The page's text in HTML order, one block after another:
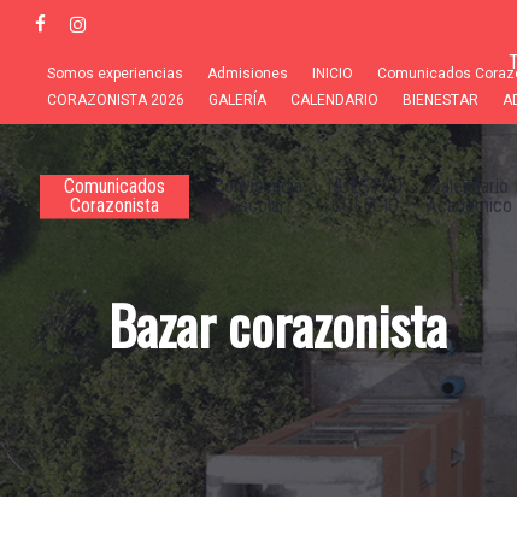
content
facebookinstagram
Somos experiencias Admisiones INICIO Comunicados
CORAZONISTA 2026
GALERÍA CALENDARIO BIENESTAR
Comunicados
Corazonista
Convivencia
Escolar
NUESTRO
COLEGIO
Calendario
Académico
Bazar corazonista